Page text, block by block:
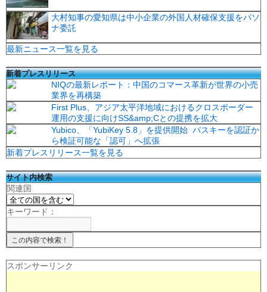
大村知事の愛知県は中小企業の外国人材確保支援をパソ
ナ委託
最新ニュース一覧を見る
新着プレスリリース
NIQの最新レポート：中国のコマース革新が世界の小売
業界を再構築
First Plus、アジア太平洋地域におけるクロスボーダー
運用の支援に向けSS&amp;Cとの提携を拡大
Yubico、「YubiKey 5.8」を提供開始 パスキーを認証か
ら検証可能な「認可」へ拡張
新着プレスリリース一覧を見る
サイト内検索
関連国
キーワード：
スポンサーリンク